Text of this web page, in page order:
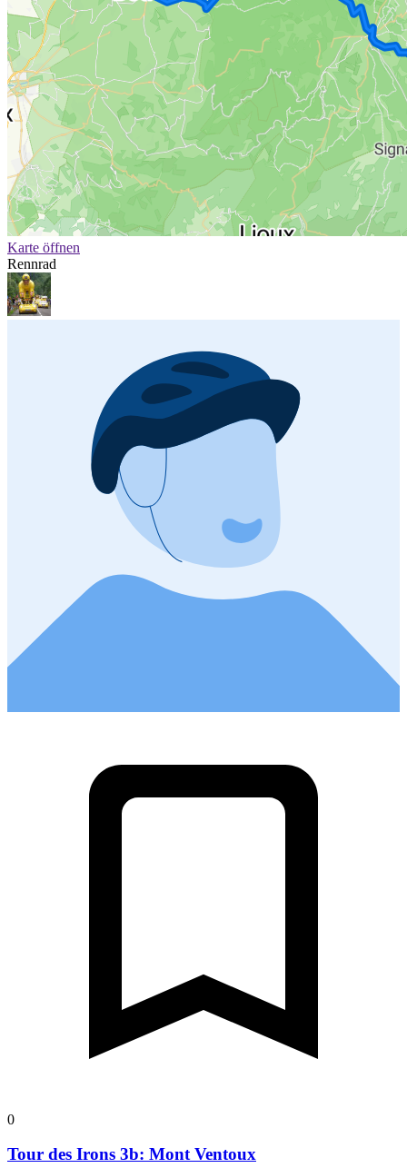
Karte öffnen
Rennrad
0
Tour des Irons 3b: Mont Ventoux